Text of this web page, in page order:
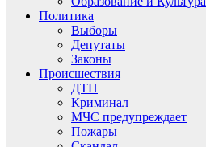
Политика
Выборы
Депутаты
Законы
Происшествия
ДТП
Криминал
МЧС предупреждает
Пожары